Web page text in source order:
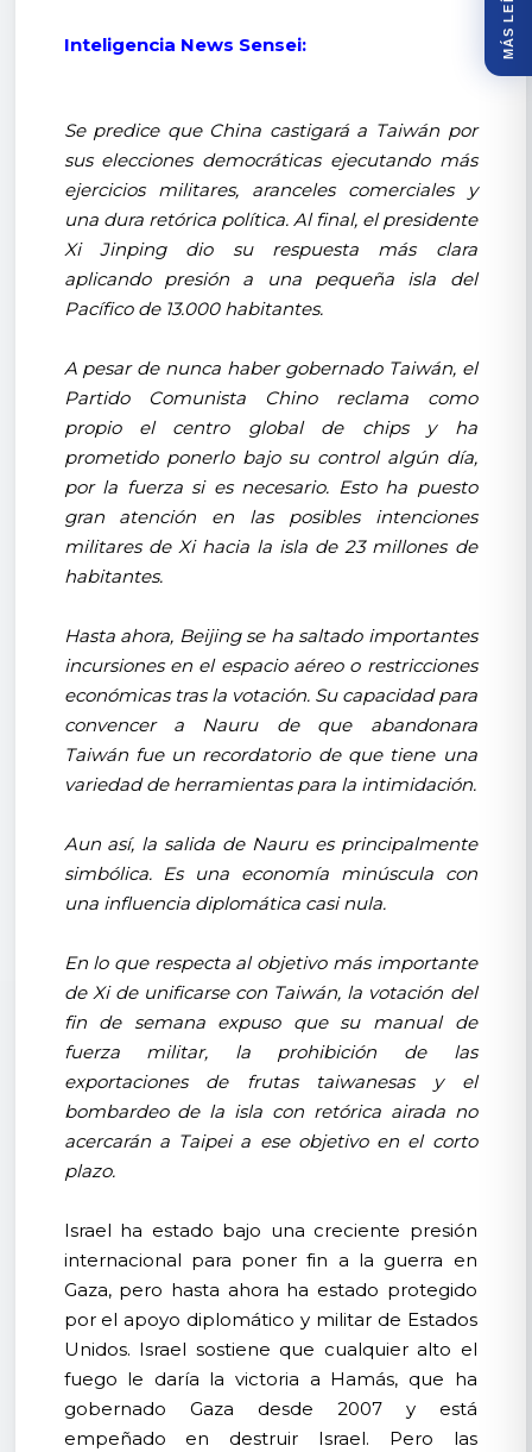
Inteligencia News Sensei:
Se predice que China castigará a Taiwán por
sus elecciones democráticas ejecutando más
ejercicios militares, aranceles comerciales y
una dura retórica política. Al final, el presidente
Xi Jinping dio su respuesta más clara
aplicando presión a una pequeña isla del
Pacífico de 13.000 habitantes.
A pesar de nunca haber gobernado Taiwán, el
Partido Comunista Chino reclama como
propio el centro global de chips y ha
prometido ponerlo bajo su control algún día,
por la fuerza si es necesario. Esto ha puesto
gran atención en las posibles intenciones
militares de Xi hacia la isla de 23 millones de
habitantes.
Hasta ahora, Beijing se ha saltado importantes
incursiones en el espacio aéreo o restricciones
económicas tras la votación. Su capacidad para
convencer a Nauru de que abandonara
Taiwán fue un recordatorio de que tiene una
variedad de herramientas para la intimidación.
Aun así, la salida de Nauru es principalmente
simbólica. Es una economía minúscula con
una influencia diplomática casi nula.
En lo que respecta al objetivo más importante
de Xi de unificarse con Taiwán, la votación del
fin de semana expuso que su manual de
fuerza militar, la prohibición de las
exportaciones de frutas taiwanesas y el
bombardeo de la isla con retórica airada no
acercarán a Taipei a ese objetivo en el corto
plazo.
Israel ha estado bajo una creciente presión
internacional para poner fin a la guerra en
Gaza, pero hasta ahora ha estado protegido
por el apoyo diplomático y militar de Estados
Unidos. Israel sostiene que cualquier alto el
fuego le daría la victoria a Hamás, que ha
gobernado Gaza desde 2007 y está
empeñado en destruir Israel. Pero las